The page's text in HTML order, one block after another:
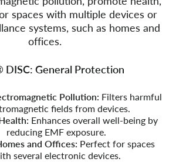
spaces with multiple devices or
systems, such as homes and
offices.
DISC: General Protection
Pollution: Filters harmful
fields from devices.
Enhances overall well-being by
reducing EMF exposure.
and Offices: Perfect for spaces
several electronic devices.